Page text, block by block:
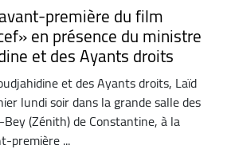
première du film
en présence du ministre
et des Ayants droits
et des Ayants droits, Laïd
lundi soir dans la grande salle des
(Zénith) de Constantine, à la
première ...